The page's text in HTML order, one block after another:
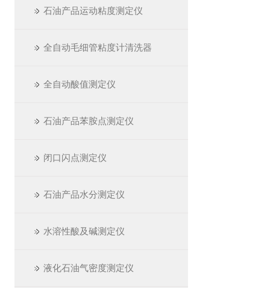
石油产品运动粘度测定仪
全自动毛细管粘度计清洗器
全自动酸值测定仪
石油产品苯胺点测定仪
闭口闪点测定仪
石油产品水分测定仪
水溶性酸及碱测定仪
液化石油气密度测定仪